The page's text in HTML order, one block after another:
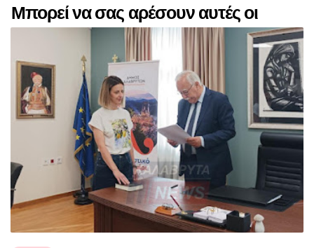
Μπορεί να σας αρέσουν αυτές οι
αναρτήσεις